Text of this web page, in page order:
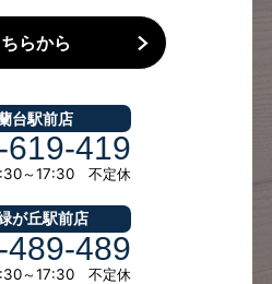
らから
台駅前店
619-419
～17:30 不定休
が丘駅前店
489-489
～17:30 不定休